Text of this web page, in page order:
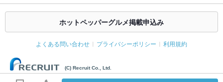
ホットペッパーグルメ掲載申込み
よくある問い合わせ プライバシーポリシー 利用規約
(C) Recruit Co., Ltd.